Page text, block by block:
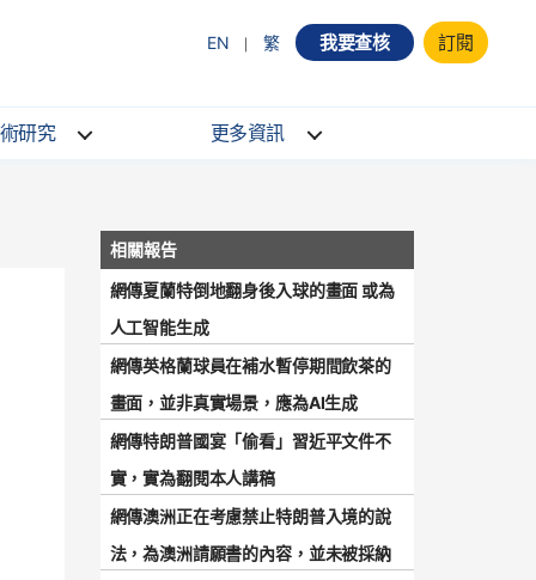
EN 繁 我要查核 訂閱
研究 更多資訊
網傳夏蘭特倒地翻身後入球的畫面 或為
人工智能生成
網傳英格蘭球員在補水暫停期間飲茶的
畫面，並非真實場景，應為AI生成
網傳特朗普國宴「偷看」習近平文件不
實，實為翻閱本人講稿
網傳澳洲正在考慮禁止特朗普入境的說
法，為澳洲請願書的內容，並未被採納